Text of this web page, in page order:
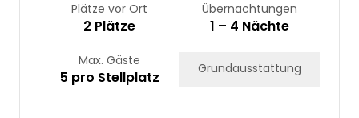
Plätze vor Ort
2 Plätze
Übernachtungen
1 – 4 Nächte
Max. Gäste
5 pro Stellplatz Grundausstattung